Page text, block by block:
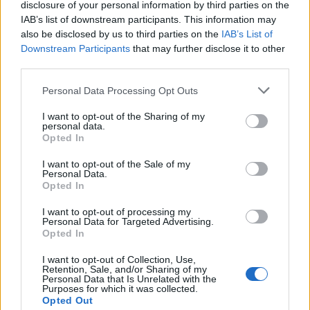
disclosure of your personal information by third parties on the
IAB’s list of downstream participants. This information may
also be disclosed by us to third parties on the IAB’s List of
Downstream Participants that may further disclose it to other
Personal Data Processing Opt Outs
I want to opt-out of the Sharing of my
personal data.
Opted In
I want to opt-out of the Sale of my
Personal Data.
Opted In
I want to opt-out of processing my
Personal Data for Targeted Advertising.
Opted In
I want to opt-out of Collection, Use,
Retention, Sale, and/or Sharing of my
Personal Data that Is Unrelated with the
Purposes for which it was collected.
Opted Out
liderado pelo russo Andrey Rublev, primeiro cabeça de
série, pelo italiano Luciano Darderi, pelo chileno
Alejandro Tabilo e pelo belga Alexander Blockx.
Um dos momentos mais aguardados da semana foi
também o regresso do suíço Stan Wawrinka ao Estoril,
integrado na digressão de despedida do antigo vencedor
A edição de 2026 ficou igualmente marcada pela maior
realizado em território nacional. Nuno Borges, Jaime
Faria, Henrique Rocha, Frederico Ferreira Silva, Tiago
beneficiando, de igual modo, da reorganização dos wild
cards após as entradas diretas de alguns jogadores.
Entre os portugueses, Tiago Torres e Jaime Faria
protagonizaram as melhores campanhas da edição,
ambos alcançando os quartos de final. Torres assinou
económico e cultural” do município
português
Publicado 1 dia atrás on 07/08/2026
A cidade de Castelo Branco, na região Centro de
Portugal, acolhe, nos dias 4 e 5 de setembro, no Centro
de Cultura Contemporânea de Castelo Branco (CCCCB),
a primeira edição da “Bienal Internacional de Artes e
Ofícios”, iniciativa organizada pela Câmara Municipal de
Castelo Branco, através da Divisão de Museus e Cultura,
e integrada na programação do “Festival Sabores de
Perdição”, que decorrerá entre 3 e 6 de setembro.
A Bienal nasce na sequência da inclusão de Castelo
Branco na “Rede de Cidades Criativas da UNESCO”,